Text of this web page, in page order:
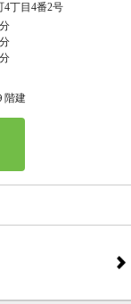
4丁目4番2号
階建